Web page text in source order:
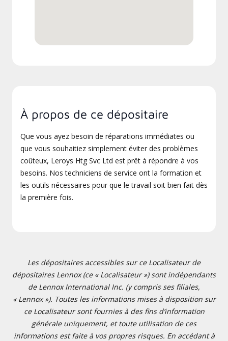
À propos de ce dépositaire
Que vous ayez besoin de réparations immédiates ou
que vous souhaitiez simplement éviter des problèmes
coûteux, Leroys Htg Svc Ltd est prêt à répondre à vos
besoins. Nos techniciens de service ont la formation et
les outils nécessaires pour que le travail soit bien fait dès
la première fois.
Les dépositaires accessibles sur ce Localisateur de
dépositaires Lennox (ce « Localisateur ») sont indépendants
de Lennox International Inc. (y compris ses filiales,
« Lennox »). Toutes les informations mises à disposition sur
ce Localisateur sont fournies à des fins d’information
générale uniquement, et toute utilisation de ces
informations est faite à vos propres risques. En accédant à